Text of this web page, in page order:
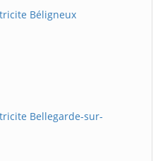
Béligneux
Bellegarde-sur-